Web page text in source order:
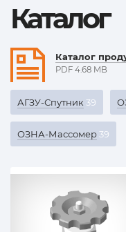
Каталог
Каталог
PDF 4.68 MB
АГЗУ-Спутник 39
ОЗНА-Массомер 39